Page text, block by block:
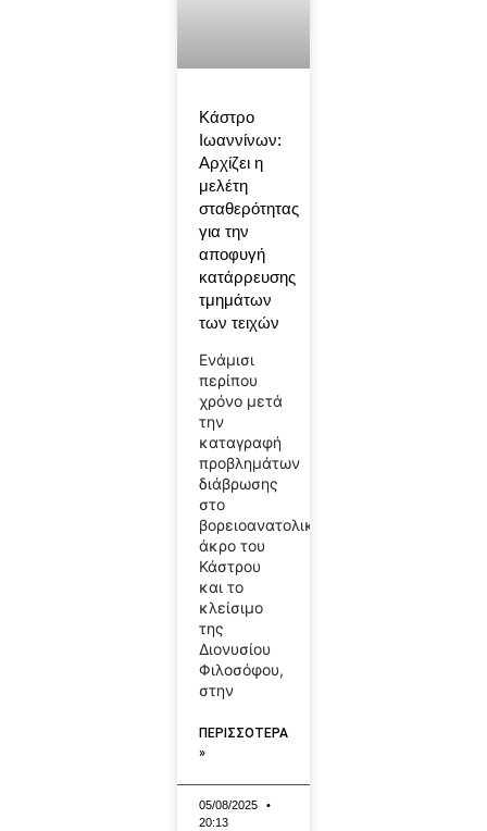
Κάστρο
Ιωαννίνων:
Αρχίζει η
μελέτη
σταθερότητας
για την
αποφυγή
κατάρρευσης
τμημάτων
των τειχών
Ενάμισι
περίπου
χρόνο μετά
την
καταγραφή
προβλημάτων
διάβρωσης
στο
βορειοανατολικό
άκρο του
Κάστρου
και το
κλείσιμο
της
Διονυσίου
Φιλοσόφου,
στην
ΠΕΡΙΣΣΟΤΕΡΑ
»
05/08/2025
20:13